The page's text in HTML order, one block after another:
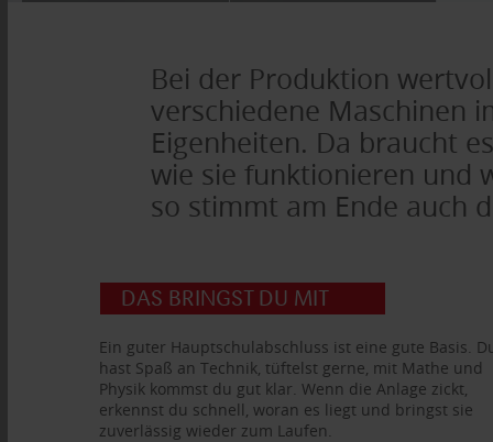
Bei der Produktion
verschiedene Maschinen
Eigenheiten. Da braucht
wie sie funktionieren und
so stimmt am Ende auch
DAS BRINGST DU MIT
Ein guter Hauptschulabschluss ist eine gute Basis.
hast Spaß an Technik, tüftelst gerne, mit Mathe und
Physik kommst du gut klar. Wenn die Anlage zickt,
erkennst du schnell, woran es liegt und bringst sie
zuverlässig wieder zum Laufen.